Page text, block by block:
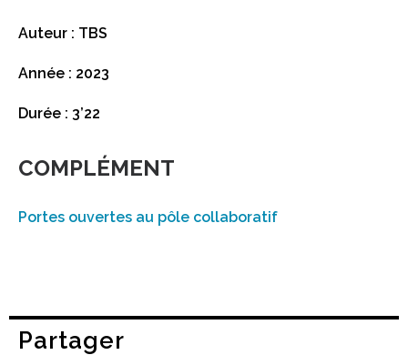
Auteur : TBS
Année : 2023
Durée : 3’22
COMPLÉMENT
Portes ouvertes au pôle collaboratif
Partager